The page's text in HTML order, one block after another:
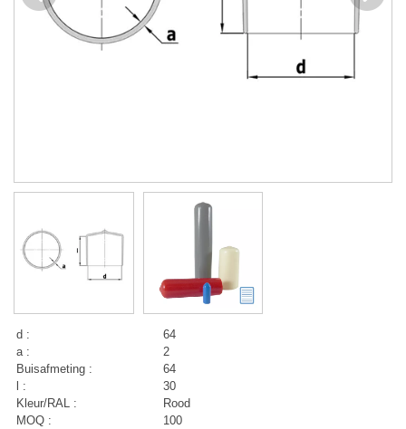
d :
64
a :
2
Buisafmeting :
64
l :
30
Kleur/RAL :
Rood
MOQ :
100